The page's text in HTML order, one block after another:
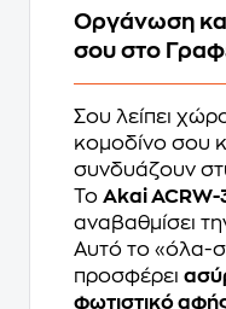
Οργάνωση
σου στο
Σου λείπει
κομοδίνο σου
συνδυάζουν
Το Akai
αναβαθμίσει
Αυτό το «όλα-
προσφέρει
φωτιστικό